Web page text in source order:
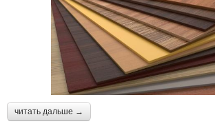
читать дальше →